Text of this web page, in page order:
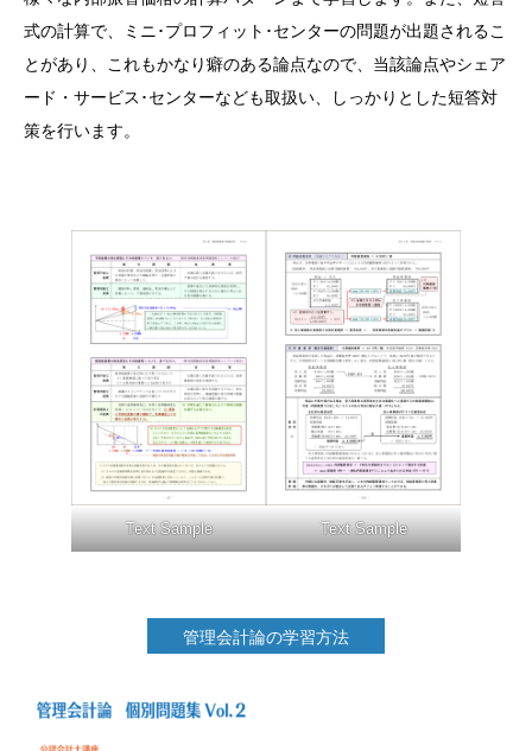
式の計算で、ミニ･プロフィット･センターの問題が出題されるこ
とがあり、これもかなり癖のある論点なので、当該論点やシェア
ード・サービス･センターなども取扱い、しっかりとした短答対
策を行います。
Text Sample Text Sample
管理会計論の学習方法